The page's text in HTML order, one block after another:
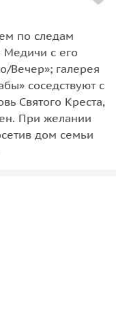
по следам
Медичи с его
Вечер»; галерея
соседствуют с
Святого Креста,
При желании
дом семьи